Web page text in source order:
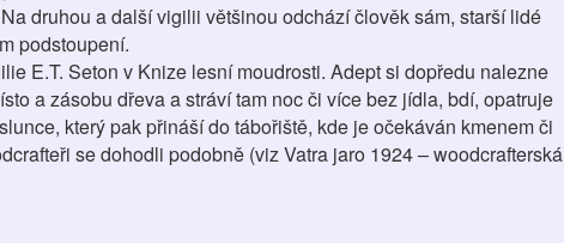
druhou a další vigilii většinou odchází člověk sám, starší lidé
podstoupení.
E.T. Seton v Knize lesní moudrosti. Adept si dopředu nalezne
a zásobu dřeva a stráví tam noc či více bez jídla, bdí, opatruje
který pak přináší do tábořiště, kde je očekáván kmenem či
se dohodli podobně (viz Vatra jaro 1924 – woodcrafterská